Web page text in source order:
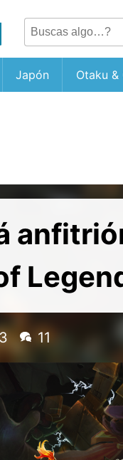
Japón Otaku &
11